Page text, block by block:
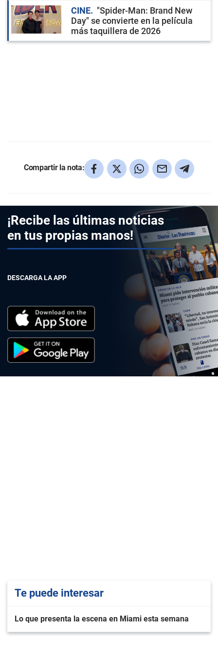
CINE
"Spider-Man: Brand New
Day" se convierte en la película
más taquillera de 2026
Compartir la nota:
¡Recibe las últimas noticias
en tus propias manos!
DESCARGA LA APP
Te puede interesar
Lo que presenta la escena en Miami esta semana